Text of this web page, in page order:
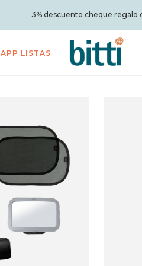
Portes gratis a partir de 50€ (a
APP LISTAS